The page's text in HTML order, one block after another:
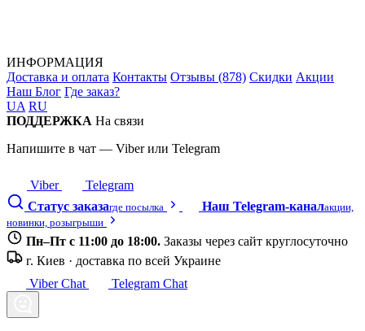
ИНФОРМАЦИЯ
Доставка и оплата Контакты Отзывы (878) Скидки Акции
Наш Блог Где заказ?
UA RU
ПОДДЕРЖКА На связи
Напишите в чат — Viber или Telegram
Viber
Telegram
Статус заказагде посылка Наш Telegram-каналакции,
новинки, розыгрыши
Пн–Пт с 11:00 до 18:00. Заказы через сайт круглосуточно
г. Киев · доставка по всей Украине
Viber Chat
Telegram Chat